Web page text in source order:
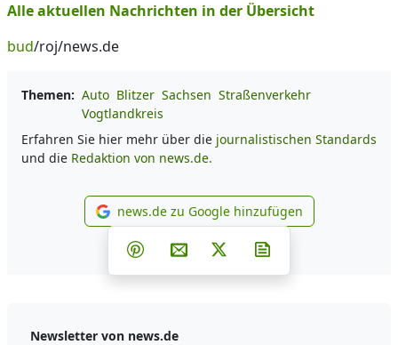
Alle aktuellen Nachrichten in der Übersicht
bud/roj/news.de
Themen: Auto Blitzer Sachsen Straßenverkehr
Vogtlandkreis
Erfahren Sie hier mehr über die journalistischen Standards
und die Redaktion von news.de.
news.de zu Google
news.de zu Google hinzufügen
Teilen auf Facebook
Teilen auf Whatsapp
Teilen auf Telegram
Teilen auf Pinterest
Per E-Mail teilen
Post auf X
Newsletter von news.de